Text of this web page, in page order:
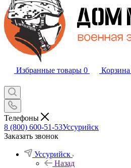
Избранные товары 0 Корзина
Телефоны
8 (800) 600-51-53Уссурийск
Заказать звонок
Уссурийск
Назад